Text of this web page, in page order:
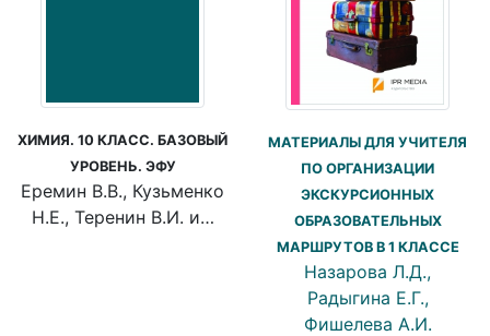
ХИМИЯ. 10 КЛАСС. БАЗОВЫЙ
УРОВЕНЬ. ЭФУ
Еремин В.В., Кузьменко
Н.Е., Теренин В.И. и…
МАТЕРИАЛЫ ДЛЯ УЧИТЕЛЯ
ПО ОРГАНИЗАЦИИ
ЭКСКУРСИОННЫХ
ОБРАЗОВАТЕЛЬНЫХ
МАРШРУТОВ В 1 КЛАССЕ
Назарова Л.Д.,
Радыгина Е.Г.,
Фишелева А.И.